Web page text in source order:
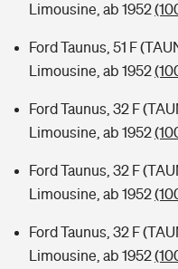
Limousine, ab 1952
Ford Taunus, 51 F
Limousine, ab 1952
Ford Taunus, 32 F
Limousine, ab 1952
Ford Taunus, 32 F
Limousine, ab 1952
Ford Taunus, 32 F
Limousine, ab 1952